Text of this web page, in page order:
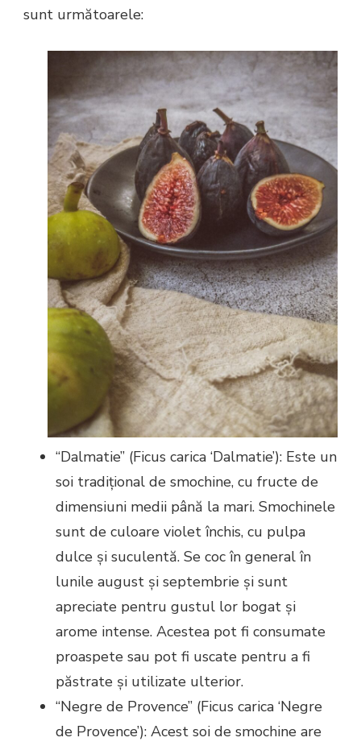
sunt următoarele:
“Dalmatie” (Ficus carica ‘Dalmatie’): Este un
soi tradițional de smochine, cu fructe de
dimensiuni medii până la mari. Smochinele
sunt de culoare violet închis, cu pulpa
dulce și suculentă. Se coc în general în
lunile august și septembrie și sunt
apreciate pentru gustul lor bogat și
arome intense. Acestea pot fi consumate
proaspete sau pot fi uscate pentru a fi
păstrate și utilizate ulterior.
“Negre de Provence” (Ficus carica ‘Negre
de Provence’): Acest soi de smochine are